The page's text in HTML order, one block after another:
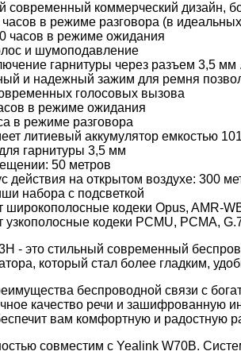
современный коммерческий дизайн,
в режиме разговора (в
часов в режиме ожидания
и шумоподавление
гарнитуры через разъем 3,5 мм .
и надежный зажим для ремня
голосовых вызова
в режиме ожидания
в режиме разговора
литиевый аккумулятор емкостью
гарнитуры 3,5 мм
50 метров
действия на открытом воздухе: 300
набора с подсветкой
широкополосные кодеки Opus, AMR-
узкополосные кодеки PCMU, PCMA,
- это стильный современный
который стал более гладким,
беспроводной связи с
качество речи и
вам комфортную и радостную
совместим с Yealink W70B.